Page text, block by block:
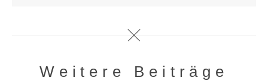
Weitere Beiträge